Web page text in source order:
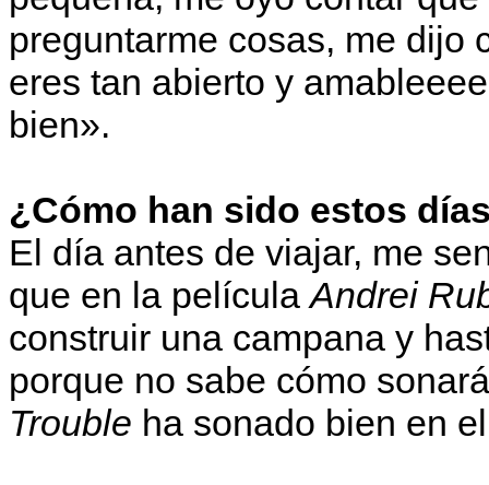
preguntarme cosas, me dijo
eres tan abierto y
bien».
¿Cómo han sido estos
El día antes de viajar, me
que en la películaAndrei
construir una campana y
porque no sabe cómo
Trouble ha sonado bien en